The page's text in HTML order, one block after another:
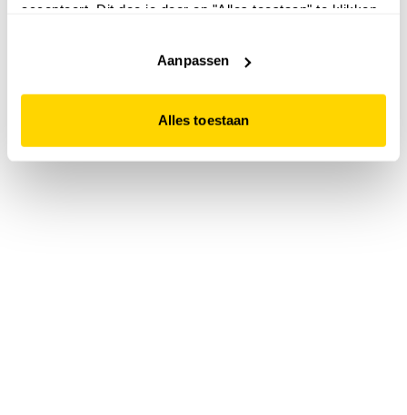
accepteert. Dit doe je door op "Alles toestaan" te klikken.
website niet optimaal functioneert.
Aanpassen
Alles toestaan